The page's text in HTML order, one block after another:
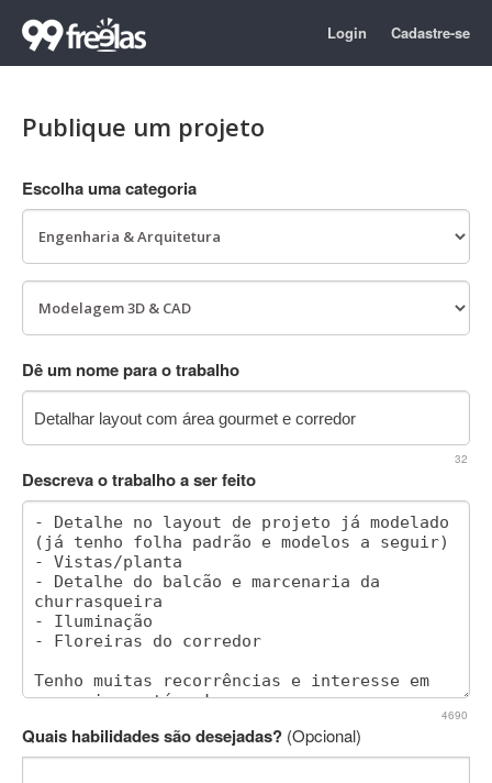
Login Cadastre-se
Publique um projeto
Escolha uma categoria
Dê um nome para o trabalho
32
Descreva o trabalho a ser feito
4690
Quais habilidades são desejadas? (Opcional)